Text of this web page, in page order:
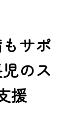
サポ
のス
援